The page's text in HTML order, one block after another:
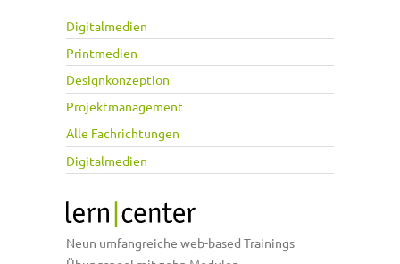
Digitalmedien
Printmedien
Designkonzeption
Projektmanagement
Alle Fachrichtungen
Digitalmedien
Neun umfangreiche web-based Trainings